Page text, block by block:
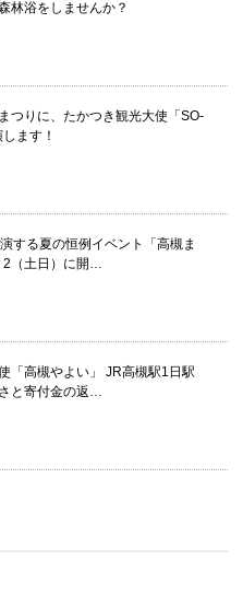
林浴をしませんか？
つりに、たかつき観光大使「SO-
ます！
する夏の恒例イベント「高槻ま
2（土日）に開…
「高槻やよい」 JR高槻駅1日駅
と寄付金の返…